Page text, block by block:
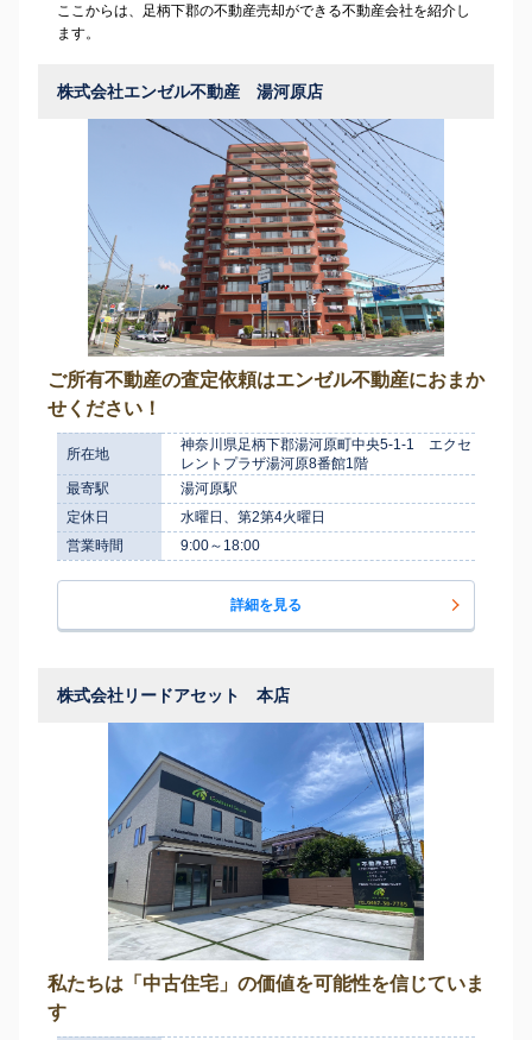
ここからは、足柄下郡の不動産売却ができる不動産会社を紹介し
ます。
株式会社エンゼル不動産 湯河原店
ご所有不動産の査定依頼はエンゼル不動産におまか
せください！
所在地
神奈川県足柄下郡湯河原町中央5-1-1 エクセ
レントプラザ湯河原8番館1階
最寄駅
湯河原駅
定休日
水曜日、第2第4火曜日
営業時間
9:00～18:00
詳細を見る
株式会社リードアセット 本店
私たちは「中古住宅」の価値を可能性を信じていま
す